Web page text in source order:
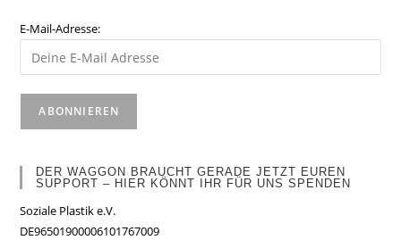
E-Mail-Adresse:
DER WAGGON BRAUCHT GERADE JETZT EUREN
SUPPORT – HIER KÖNNT IHR FÜR UNS SPENDEN
Soziale Plastik e.V.
DE96501900006101767009